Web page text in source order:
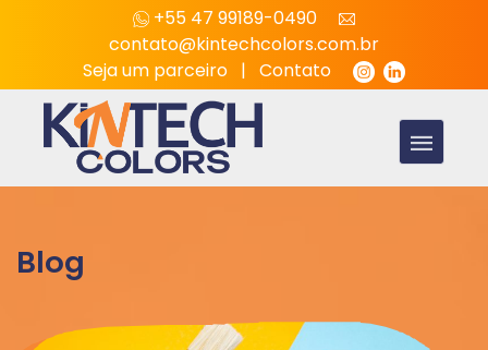
+55 47 99189-0490
contato@kintechcolors.com.br
Seja um parceiro | Contato
Blog